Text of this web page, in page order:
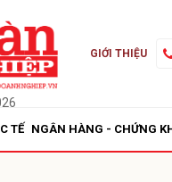
GIỚI THIỆU
TẾ NGÂN HÀNG - CHỨNG